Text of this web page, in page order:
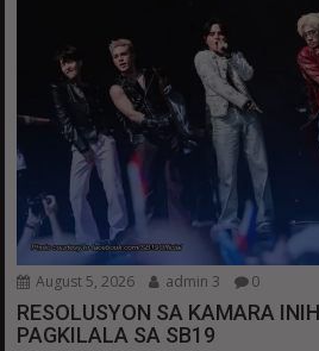
August 5, 2026 admin 3 0
RESOLUSYON SA KAMARA
PAGKILALA SA SB19